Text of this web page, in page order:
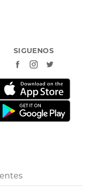
SIGUENOS